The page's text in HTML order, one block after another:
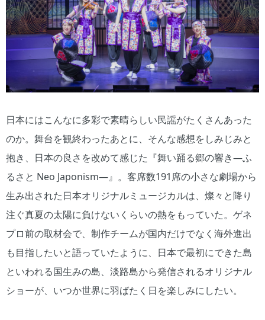
日本にはこんなに多彩で素晴らしい民謡がたくさんあった
のか。舞台を観終わったあとに、そんな感想をしみじみと
抱き、日本の良さを改めて感じた『舞い踊る郷の響き―ふ
るさと Neo Japonism―』。客席数191席の小さな劇場から
生み出された日本オリジナルミュージカルは、燦々と降り
注ぐ真夏の太陽に負けないくらいの熱をもっていた。ゲネ
プロ前の取材会で、制作チームが国内だけでなく海外進出
も目指したいと語っていたように、日本で最初にできた島
といわれる国生みの島、淡路島から発信されるオリジナル
ショーが、いつか世界に羽ばたく日を楽しみにしたい。